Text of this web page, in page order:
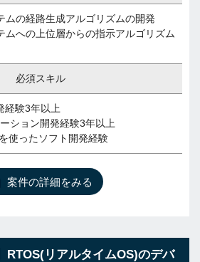
ムの経路生成アルゴリズムの開発
ムへの上位層からの指示アルゴリズム
必須スキル
経験3年以上
ション開発経験3年以上
使ったソフト開発経験
案件の詳細をみる
RTOS(リアルタイムOS)のデバ